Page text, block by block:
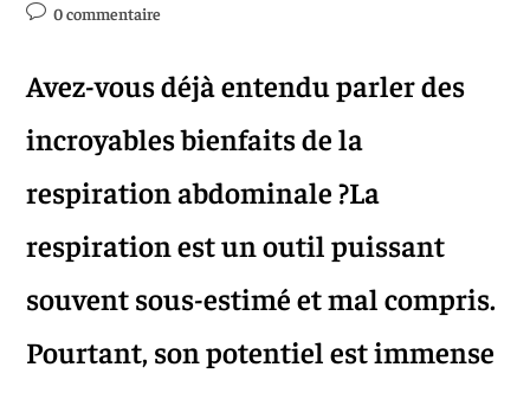
0 commentaire
Avez-vous déjà entendu parler des
incroyables bienfaits de la
respiration abdominale ?La
respiration est un outil puissant
souvent sous-estimé et mal compris.
Pourtant, son potentiel est immense